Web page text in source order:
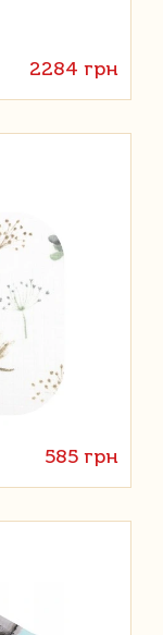
2284 грн
585 грн